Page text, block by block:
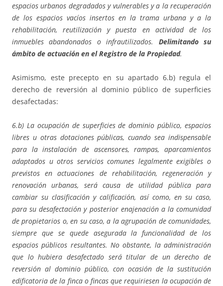
espacios urbanos degradados y vulnerables y a la recuperación
de los espacios vacíos insertos en la trama urbana y a la
rehabilitación, reutilización y puesta en actividad de los
inmuebles abandonados o infrautilizados. Delimitando su
ámbito de actuación en el Registro de la Propiedad.
Asimismo, este precepto en su apartado 6.b) regula el
derecho de reversión al dominio público de superficies
desafectadas:
6.b) La ocupación de superficies de dominio público, espacios
libres u otras dotaciones públicas, cuando sea indispensable
para la instalación de ascensores, rampas, aparcamientos
adaptados u otros servicios comunes legalmente exigibles o
previstos en actuaciones de rehabilitación, regeneración y
renovación urbanas, será causa de utilidad pública para
cambiar su clasificación y calificación, así como, en su caso,
para su desafectación y posterior enajenación a la comunidad
de propietarios o, en su caso, a la agrupación de comunidades,
siempre que se quede asegurada la funcionalidad de los
espacios públicos resultantes. No obstante, la administración
que lo hubiera desafectado será titular de un derecho de
reversión al dominio público, con ocasión de la sustitución
edificatoria de la finca o fincas que requiriesen la ocupación de